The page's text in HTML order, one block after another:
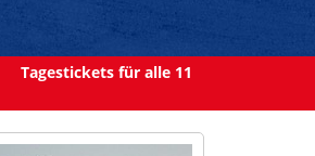
Tagestickets für alle 11